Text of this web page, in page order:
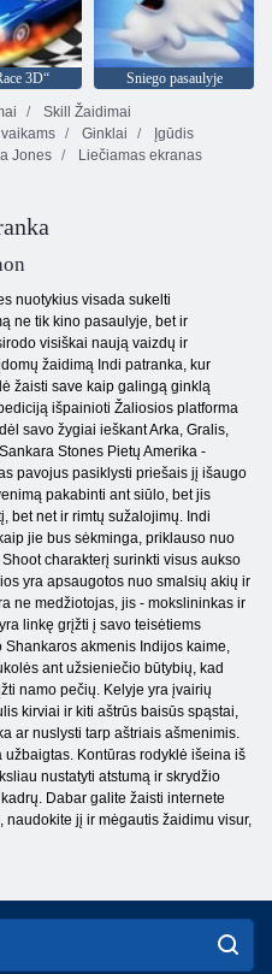
3D“
Sniego pasaulyje
Skill Žaidimai
Ginklai
Įgūdis
Jones
Liečiamas ekranas
nuotykius visada sukelti
ne tik kino pasaulyje, bet ir
visiškai naują vaizdų ir
žaidimą Indi patranka, kur
žaisti save kaip galingą ginklą
išpainioti Žaliosios platforma
savo žygiai ieškant Arka, Gralis,
Stones Pietų Amerika -
pavojus pasiklysti priešais jį išaugo
pakabinti ant siūlo, bet jis
bet net ir rimtų sužalojimų. Indi
jie bus sėkminga, priklauso nuo
charakterį surinkti visus aukso
yra apsaugotos nuo smalsių akių ir
ne medžiotojas, jis - mokslininkas ir
linkę grįžti į savo teisėtiems
akmenis Indijos kaime,
ant užsieniečio būtybių, kad
namo pečių. Kelyje yra įvairių
kirviai ir kiti aštrūs baisūs spąstai,
ar nuslysti tarp aštriais ašmenimis.
Kontūras rodyklė išeina iš
nustatyti atstumą ir skrydžio
Dabar galite žaisti internete
jį ir mėgautis žaidimu visur,